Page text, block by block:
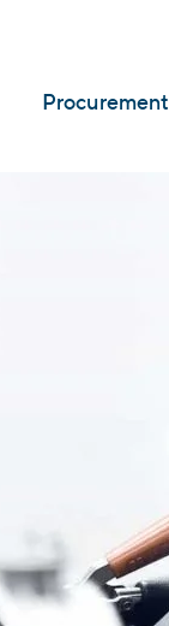
Procurement